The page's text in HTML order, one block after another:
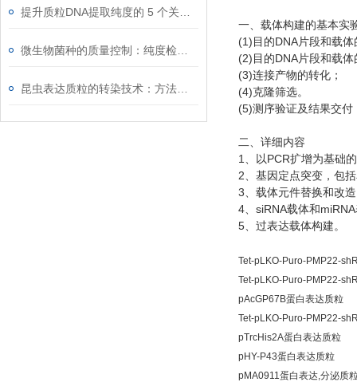
一、载体构建的基本实
(1) 目的DNA片段和载体
(2) 目的DNA片段和载体
(3)连接产物的转化；
(4)克隆筛选。
(5)测序验证及结果交付
二、详细内容
1 、以PCR扩增为基础
2、基因定点突变，包
3、载体元件替换和改
4、 siRNA载体和 miRNA
5、过表达载体构建。
Tet-pLKO-Puro-PMP22-
Tet-pLKO-Puro-PMP22-
pAcGP67B蛋白表达质粒
Tet-pLKO-Puro-PMP22-
pTrcHis2A蛋白表达质粒
pHY-P43蛋白表达质粒
pMA0911蛋白表达,分泌质